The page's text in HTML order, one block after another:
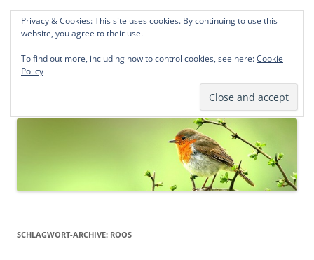
Norddeutsche Genealogien
Michael Kohlhaas und Jens Kirchhoff
springen
SCHLAGWORT-ARCHIVE: ROOS
Privacy & Cookies: This site uses cookies. By continuing to use this
website, you agree to their use.
To find out more, including how to control cookies, see here:Cookie
Policy